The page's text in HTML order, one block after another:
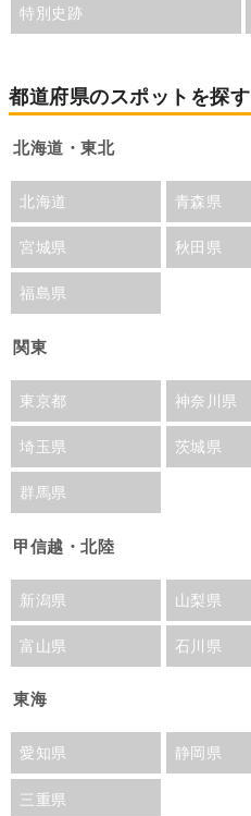
特別史跡
都道府県のスポットを探す
北海道・東北
北海道 青森県
宮城県 秋田県
福島県
関東
東京都 神奈川県
埼玉県 茨城県
群馬県
甲信越・北陸
新潟県 山梨県
富山県 石川県
東海
愛知県 静岡県
三重県